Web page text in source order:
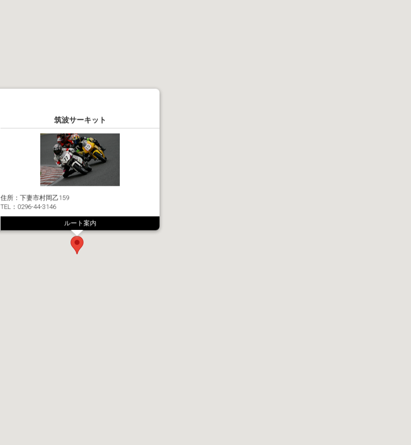
筑波サーキット
住所： 下妻市村岡乙159
TEL： 0296-44-3146
ルート案内